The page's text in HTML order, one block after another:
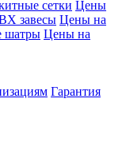
сетки Цены
завесы Цены на
шатры Цены на
Гарантия